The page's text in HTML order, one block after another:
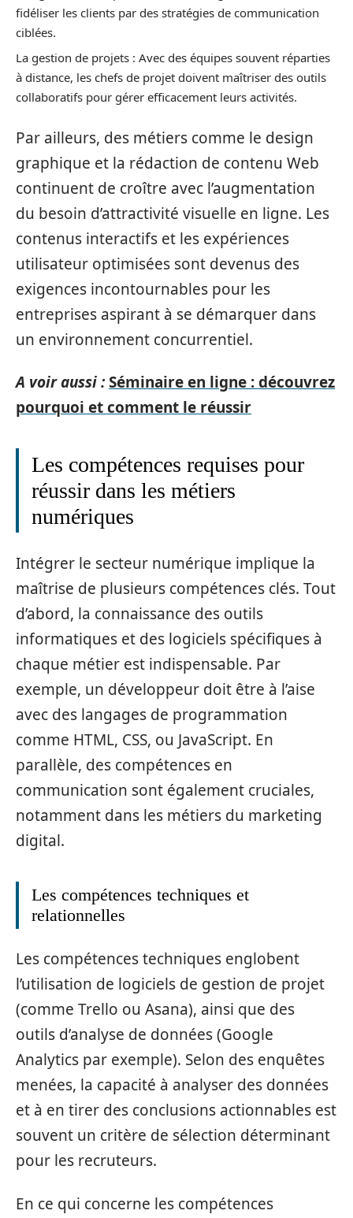
fidéliser les clients par des stratégies de communication
ciblées.
La gestion de projets : Avec des équipes souvent réparties
à distance, les chefs de projet doivent maîtriser des outils
collaboratifs pour gérer efficacement leurs activités.
Par ailleurs, des métiers comme le design
graphique et la rédaction de contenu Web
continuent de croître avec l’augmentation
du besoin d’attractivité visuelle en ligne. Les
contenus interactifs et les expériences
utilisateur optimisées sont devenus des
exigences incontournables pour les
entreprises aspirant à se démarquer dans
un environnement concurrentiel.
A voir aussi :Séminaire en ligne : découvrez
pourquoi et comment le réussir
Les compétences requises pour
réussir dans les métiers
numériques
Intégrer le secteur numérique implique la
maîtrise de plusieurs compétences clés. Tout
d’abord, la connaissance des outils
informatiques et des logiciels spécifiques à
chaque métier est indispensable. Par
exemple, un développeur doit être à l’aise
avec des langages de programmation
comme HTML, CSS, ou JavaScript. En
parallèle, des compétences en
communication sont également cruciales,
notamment dans les métiers du marketing
digital.
Les compétences techniques et
relationnelles
Les compétences techniques englobent
l’utilisation de logiciels de gestion de projet
(comme Trello ou Asana), ainsi que des
outils d’analyse de données (Google
Analytics par exemple). Selon des enquêtes
menées, la capacité à analyser des données
et à en tirer des conclusions actionnables est
souvent un critère de sélection déterminant
pour les recruteurs.
En ce qui concerne les compétences